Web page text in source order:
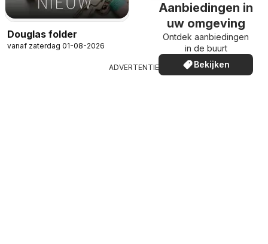
Douglas folder
vanaf zaterdag 01-08-2026
Aanbiedingen in
uw omgeving
Ontdek aanbiedingen
in de buurt
Bekijken
ADVERTENTIE